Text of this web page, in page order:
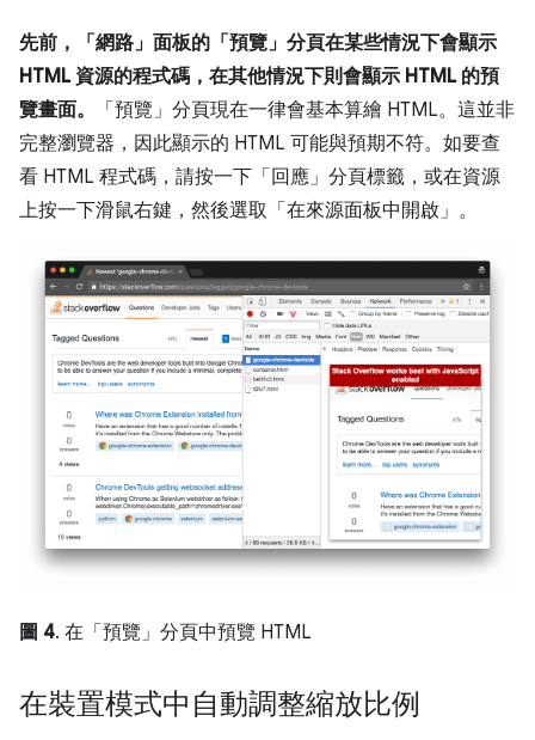
先前，「網路」面板的「預覽」分頁在某些情況下會顯示
HTML 資源的程式碼，在其他情況下則會顯示 HTML 的預
覽畫面。
「預覽」 分頁現在一律會基本算繪 HTML。這並非
完整瀏覽器，因此顯示的 HTML 可能與預期不符。如要查
看 HTML 程式碼，請按一下「回應」 分頁標籤，或在資源
上按一下滑鼠右鍵，然後選取「在來源面板中開啟」 。
圖 4. 在「預覽」 分頁中預覽 HTML
在裝置模式中自動調整縮放比例